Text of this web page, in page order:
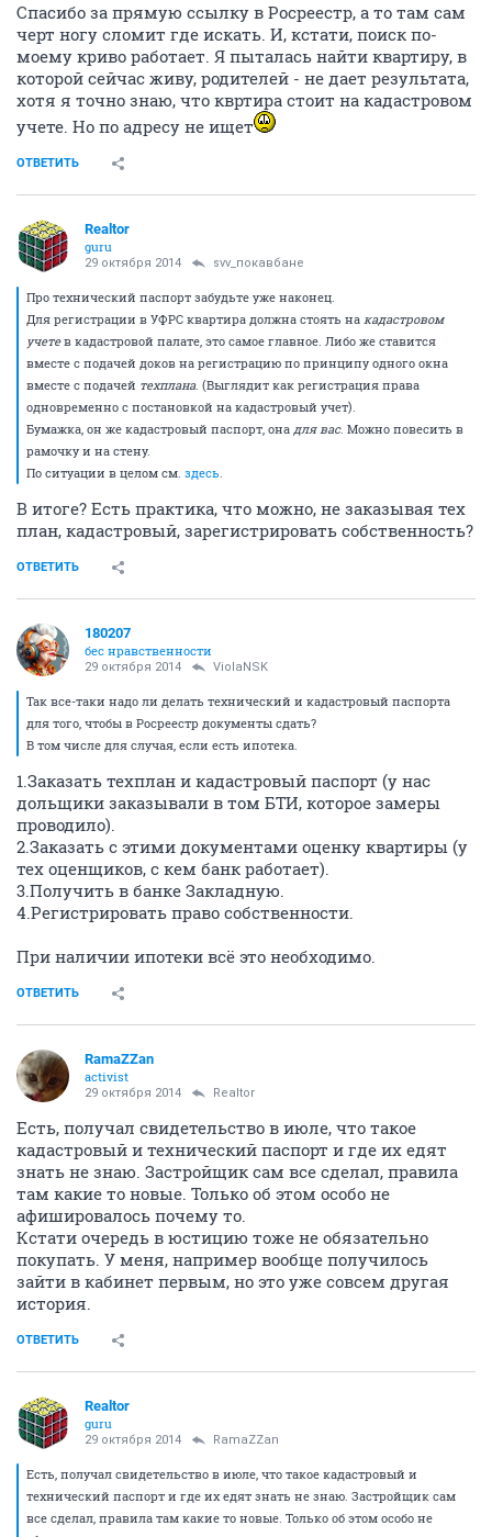
Спасибо за прямую ссылку в Росреестр, а то там сам
черт ногу сломит где искать. И, кстати, поиск по-
моему криво работает. Я пыталась найти квартиру, в
которой сейчас живу, родителей - не дает результата,
хотя я точно знаю, что квртира стоит на кадастровом
учете. Но по адресу не ищет
ОТВЕТИТЬ
Realtor
guru
29 октября 2014 svv_покавбане
Про технический паспорт забудьте уже наконец.
Для регистрации в УФРС квартира должна стоять на кадастровом
учетев кадастровой палате, это самое главное. Либо же ставится
вместе с подачей доков на регистрацию по принципу одного окна
вместе с подачей техплана. (Выглядит как регистрация права
одновременно с постановкой на кадастровый учет).
Бумажка, он же кадастровый паспорт, она для вас. Можно повесить в
рамочку и на стену.
По ситуации в целом см. здесь.
В итоге? Есть практика, что можно, не заказывая тех
план, кадастровый, зарегистрировать собственность?
ОТВЕТИТЬ
180207
бес нравственности
29 октября 2014 ViolaNSK
Так все-таки надо ли делать технический и кадастровый паспорта
для того, чтобы в Росреестр документы сдать?
В том числе для случая, если есть ипотека.
1.Заказать техплан и кадастровый паспорт (у нас
дольщики заказывали в том БТИ, которое замеры
проводило).
2.Заказать с этими документами оценку квартиры (у
тех оценщиков, с кем банк работает).
3.Получить в банке Закладную.
4.Регистрировать право собственности.
При наличии ипотеки всё это необходимо.
ОТВЕТИТЬ
RamaZZan
activist
29 октября 2014 Realtor
Есть, получал свидетельство в июле, что такое
кадастровый и технический паспорт и где их едят
знать не знаю. Застройщик сам все сделал, правила
там какие то новые. Только об этом особо не
афишировалось почему то.
Кстати очередь в юстицию тоже не обязательно
покупать. У меня, например вообще получилось
зайти в кабинет первым, но это уже совсем другая
история.
ОТВЕТИТЬ
Realtor
guru
29 октября 2014 RamaZZan
Есть, получал свидетельство в июле, что такое кадастровый и
технический паспорт и где их едят знать не знаю. Застройщик сам
все сделал, правила там какие то новые. Только об этом особо не